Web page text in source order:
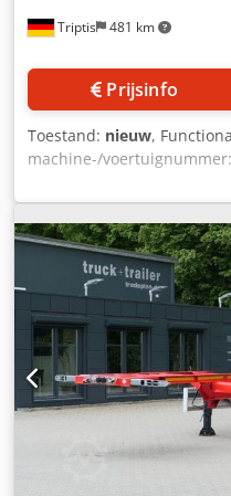
Triptis 481 km
Prijsinfo
Toestand: nieuw,
machine-/voertuignummer:
, maximaal
39.000 kg, asconfiguratie:
r22.5, Maatwerk
samen volgens uw
voorbeeld. Productie en
volgens klantspecificatie
Fijnkorrelige staal gelaste
schotelplaat met
langsliggers als dubbele
een extra portaal vooraan
buitenframe licht schuin
inhaken van spanbanden.
bevestigen in combinatie